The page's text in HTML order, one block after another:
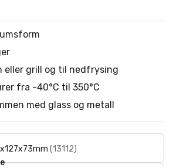
eller grill og til nedfrysing
fra -40°C til 350°C
med glass og metall
(13112)